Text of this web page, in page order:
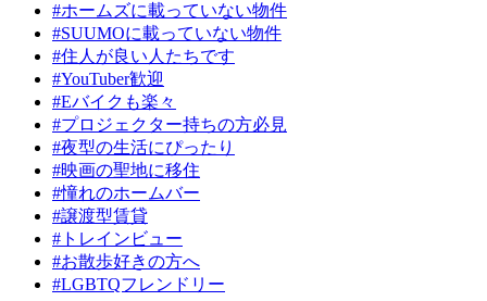
#ホームズに載っていない物件
#SUUMOに載っていない物件
#住人が良い人たちです
#YouTuber歓迎
#Eバイクも楽々
#プロジェクター持ちの方必見
#夜型の生活にぴったり
#映画の聖地に移住
#憧れのホームバー
#譲渡型賃貸
#トレインビュー
#お散歩好きの方へ
#LGBTQフレンドリー